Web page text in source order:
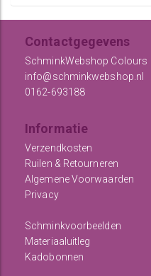
Contactgegevens
SchminkWebshop Colours
info@schminkwebshop.nl
0162-693188
Informatie
Verzendkosten
Ruilen & Retourneren
Algemene Voorwaarden
Privacy
Schminkvoorbeelden
Materiaaluitleg
Kadobonnen